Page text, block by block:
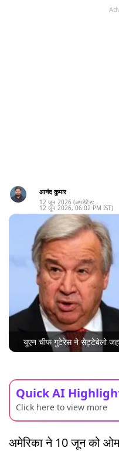
आनंद कुमार
12 जून 2026 (अपडेटेड:
12 जून 2026, 06:02 PM IST)
यूएन चीफ गुटेरेस ने सेट्टेबेलो
Quick AI
Click here to view more
अमेरिका ने 10 जून को